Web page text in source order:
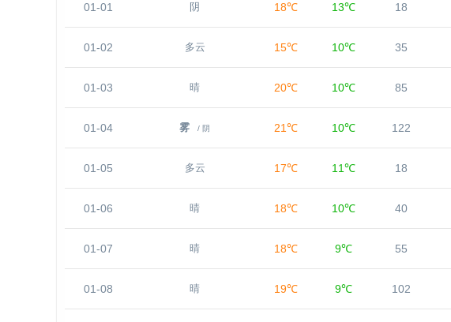
01-01 阴 18℃ 13℃ 18
01-02 多云 15℃ 10℃ 35
01-03 晴 20℃ 10℃ 85
01-04 雾 / 阴 21℃ 10℃ 122
01-05 多云 17℃ 11℃ 18
01-06 晴 18℃ 10℃ 40
01-07 晴 18℃ 9℃ 55
01-08 晴 19℃ 9℃ 102